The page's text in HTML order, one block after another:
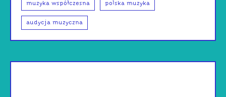
muzyka współczesna polska muzyka
audycja muzyczna